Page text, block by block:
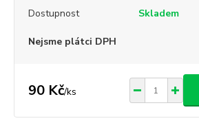
Dostupnost Skladem
Nejsme plátci DPH
90 Kč/ks